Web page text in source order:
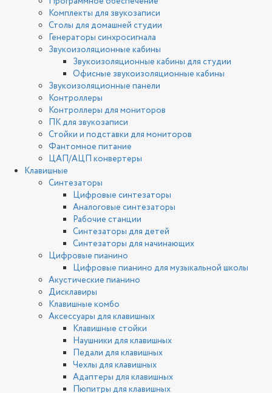
Комплекты для звукозаписи
Столы для домашней студии
Генераторы синхросигнала
Звукоизоляционные кабины
Звукоизоляционные кабины для студии
Офисные звукоизоляционные кабины
Звукоизоляционные панели
Контроллеры
Контроллеры для мониторов
ПК для звукозаписи
Стойки и подставки для мониторов
Фантомное питание
ЦАП/АЦП конвертеры
Клавишные
Синтезаторы
Цифровые синтезаторы
Аналоговые синтезаторы
Рабочие станции
Синтезаторы для детей
Синтезаторы для начинающих
Цифровые пианино
Цифровые пианино для музыкальной школы
Акустические пианино
Дисклавиры
Клавишные комбо
Аксессуары для клавишных
Клавишные стойки
Наушники для клавишных
Педали для клавишных
Чехлы для клавишных
Адаптеры для клавишных
Пюпитры для клавишных